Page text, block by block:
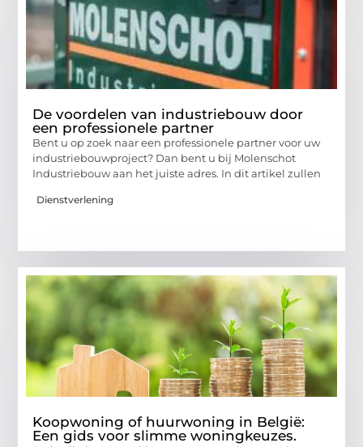
De voordelen van industriebouw door
een professionele partner
Bent u op zoek naar een professionele partner voor uw
industriebouwproject? Dan bent u bij Molenschot
Industriebouw aan het juiste adres. In dit artikel zullen
Dienstverlening
Koopwoning of huurwoning in België:
Een gids voor slimme woningkeuzes.